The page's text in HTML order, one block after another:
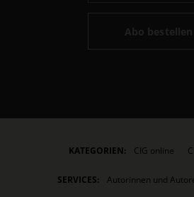
Abo bestellen
KATEGORIEN: CIG online
SERVICES: Autorinnen und